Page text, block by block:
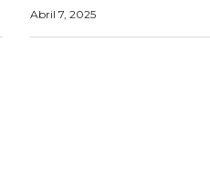
Abril 7, 2025